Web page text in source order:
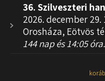
36. Szilveszteri
2026. december 29.
Orosháza, Eötvös
144 nap és 14:05 óra.